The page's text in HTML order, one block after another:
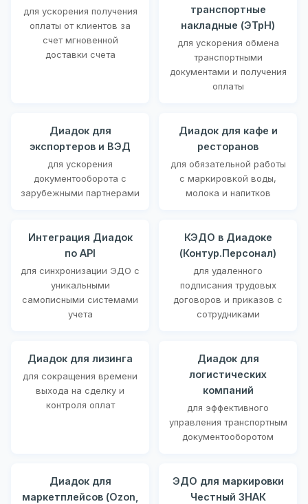
для ускорения получения
оплаты от клиентов за
счет мгновенной
доставки счета
транспортные
накладные (ЭТрН)
для ускорения обмена
транспортными
документами и получения
оплаты
Диадок для
экспортеров и ВЭД
для ускорения
документооборота с
зарубежными партнерами
Диадок для кафе и
ресторанов
для обязательной работы
с маркировкой воды,
молока и напитков
Интеграция Диадок
по API
для синхронизации ЭДО с
уникальными
самописными системами
учета
КЭДО в Диадоке
(Контур.Персонал)
для удаленного
подписания трудовых
договоров и приказов с
сотрудниками
Диадок для лизинга
для сокращения времени
выхода на сделку и
контроля оплат
Диадок для
логистических
компаний
для эффективного
управления транспортным
документооборотом
Диадок для
маркетплейсов (Ozon,
ЭДО для маркировки
Честный ЗНАК